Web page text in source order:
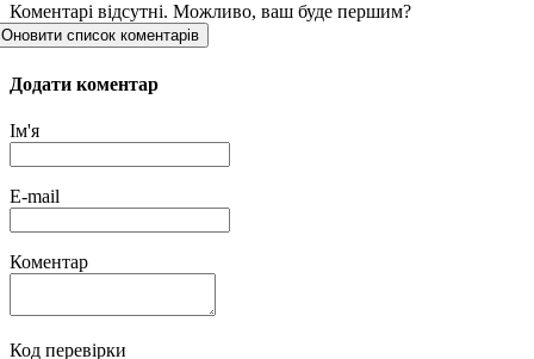
Коментарі відсутні. Можливо, ваш буде першим?
Оновити список коментарів
Додати коментар
Ім'я
E-mail
Коментар
Код перевірки